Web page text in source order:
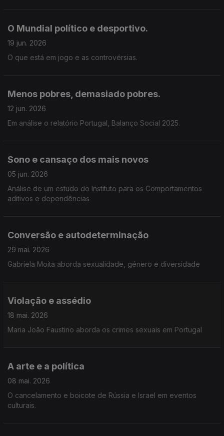
O Mundial político e desportivo.
19 jun. 2026
O que está em jogo e as controvérsias.
Menos pobres, demasiado pobres.
12 jun. 2026
Em análise o relatório Portugal, Balanço Social 2025.
Sono e cansaço dos mais novos
05 jun. 2026
Análise de um estudo do Instituto para os Comportamentos
aditivos e dependências
Conversão e autodeterminação
29 mai. 2026
Gabriela Moita aborda sexualidade, género e diversidade
Violação e assédio
18 mai. 2026
Maria João Faustino aborda os crimes sexuais em Portugal
A arte e a política
08 mai. 2026
O cancelamento e boicote de Rússia e Israel em eventos
culturais.